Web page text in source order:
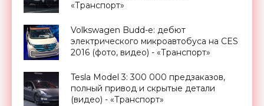
«Транспорт»
Volkswagen Budd-e: дебют
электрического микроавтобуса на CES
2016 (фото, видео) - «Транспорт»
Tesla Model 3: 300 000 предзаказов,
полный привод и скрытые детали
(видео) - «Транспорт»